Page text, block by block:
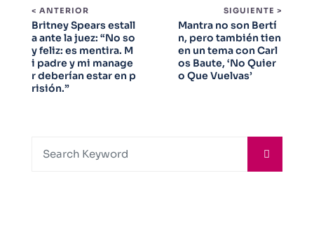
< ANTERIOR
Britney Spears estall
a ante la juez: “No so
y feliz: es mentira. M
i padre y mi manage
r deberían estar en p
risión.”
SIGUIENTE >
Mantra no son Bertí
n, pero también tien
en un tema con Carl
os Baute, ‘No Quier
o Que Vuelvas’